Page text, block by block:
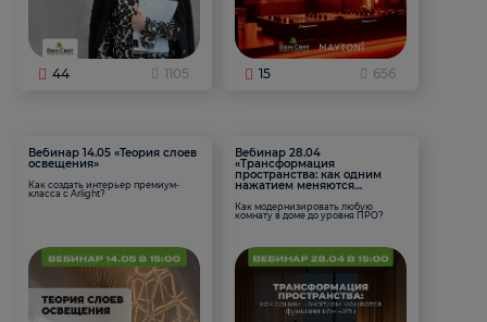
44 1105 15 656
Вебинар 14.05 «Теория слоев
освещения»
Как создать интерьер премиум-
класса с Arlight?
Вебинар 28.04
«Трансформация
пространства: как одним
нажатием меняются
Как модернизировать любую
комнату в доме до уровня ПРО?